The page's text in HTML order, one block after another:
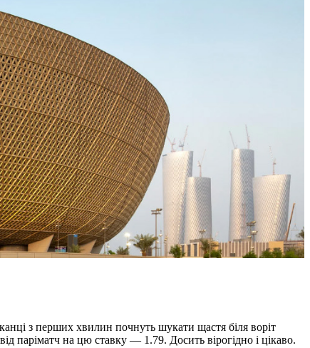
з перших хвилин почнуть шукати щастя біля воріт
паріматч на цю ставку — 1.79. Досить вірогідно і цікаво.